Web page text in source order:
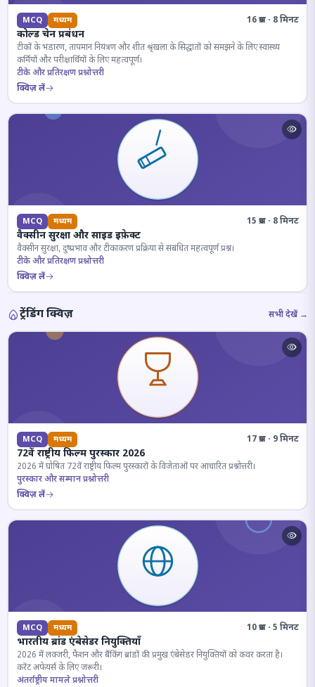
MCQ मध्यम 16 प्रश्न · 8 मिनट
कोल्ड चेन प्रबंधन
टीकों के भंडारण, तापमान नियंत्रण और शीत श्रृंखला के सिद्धांतों को समझने के लिए स्वास्थ्य
कर्मियों और परीक्षार्थियों के लिए महत्वपूर्ण।
टीके और प्रतिरक्षण प्रश्नोत्तरी
क्विज़ लें
MCQ मध्यम 15 प्रश्न · 8 मिनट
वैक्सीन सुरक्षा और साइड इफ़ेक्ट
वैक्सीन सुरक्षा, दुष्प्रभाव और टीकाकरण प्रक्रिया से संबंधित महत्वपूर्ण प्रश्न।
टीके और प्रतिरक्षण प्रश्नोत्तरी
क्विज़ लें
ट्रेंडिंग क्विज़ सभी देखें →
MCQ मध्यम 17 प्रश्न · 9 मिनट
72वें राष्ट्रीय फिल्म पुरस्कार 2026
2026 में घोषित 72वें राष्ट्रीय फिल्म पुरस्कारों के विजेताओं पर आधारित प्रश्नोत्तरी।
पुरस्कार और सम्मान प्रश्नोत्तरी
क्विज़ लें
MCQ मध्यम 10 प्रश्न · 5 मिनट
भारतीय ब्रांड एंबेसेडर नियुक्तियाँ
2026 में लक्जरी, फैशन और बैंकिंग ब्रांडों की प्रमुख एंबेसेडर नियुक्तियों को कवर करता है।
करेंट अफेयर्स के लिए जरूरी।
अंतर्राष्ट्रीय मामले प्रश्नोत्तरी